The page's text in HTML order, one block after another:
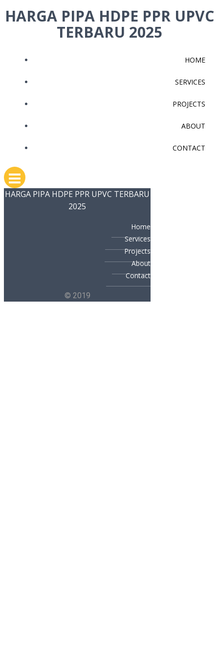
Skip
to
HARGA PIPA HDPE PPR UPVC
TERBARU 2025
HOME
SERVICES
PROJECTS
ABOUT
CONTACT
HARGA PIPA HDPE PPR UPVC TERBARU
2025
Home
Services
Projects
About
Contact
© 2019